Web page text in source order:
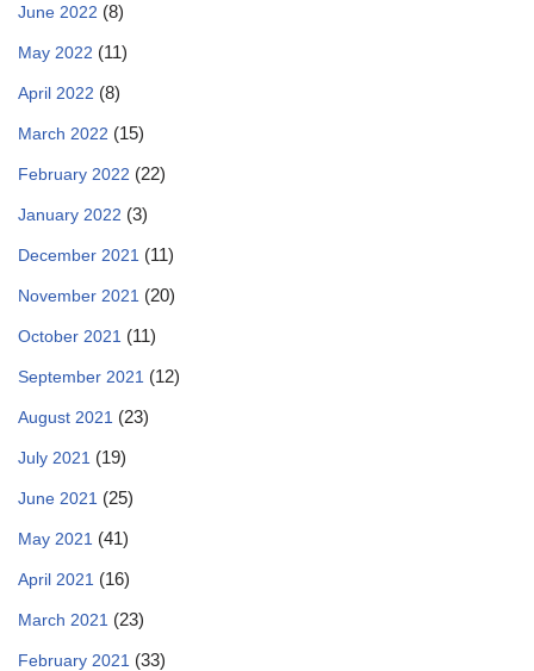
June 2022 (8)
May 2022 (11)
April 2022 (8)
March 2022 (15)
February 2022 (22)
January 2022 (3)
December 2021 (11)
November 2021 (20)
October 2021 (11)
September 2021 (12)
August 2021 (23)
July 2021 (19)
June 2021 (25)
May 2021 (41)
April 2021 (16)
March 2021 (23)
February 2021 (33)